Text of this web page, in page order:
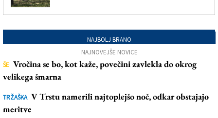
NAJBOLJ BRANO
NAJNOVEJŠE NOVICE
ŠE Vročina se bo, kot kaže, povečini zavlekla do okrog
velikega šmarna
TRŽAŠKA V Trstu namerili najtoplejšo noč, odkar obstajajo
meritve